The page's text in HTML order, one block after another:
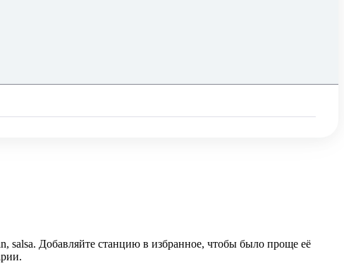
salsa. Добавляйте станцию в избранное, чтобы было проще её